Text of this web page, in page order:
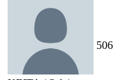
506